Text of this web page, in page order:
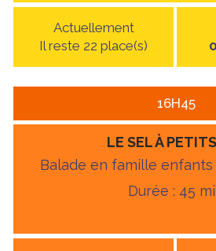
Actuellement
Il reste 22 place(s)
16H45
LE SEL À
Balade en famille
Durée : 45